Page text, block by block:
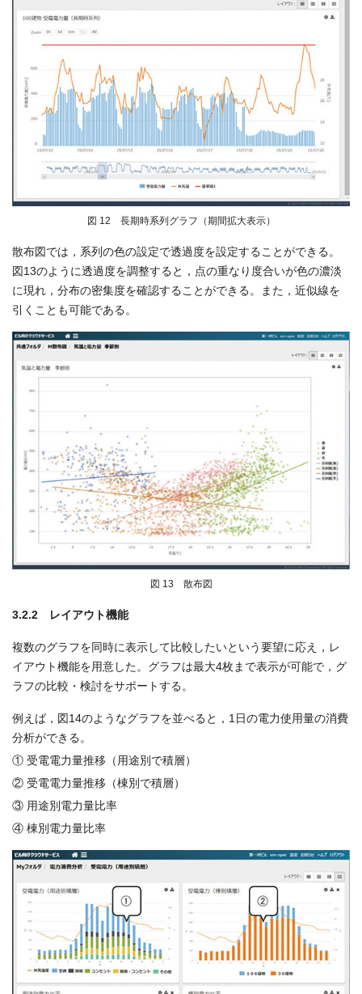
図 12 長期時系列グラフ（期間拡大表示）
散布図では，系列の色の設定で透過度を設定することができる。
図13のように透過度を調整すると，点の重なり度合いが色の濃淡
に現れ，分布の密集度を確認することができる。また，近似線を
引くことも可能である。
図 13 散布図
3.2.2 レイアウト機能
複数のグラフを同時に表示して比較したいという要望に応え，レ
イアウト機能を用意した。グラフは最大4枚まで表示が可能で，グ
ラフの比較・検討をサポートする。
例えば，図14のようなグラフを並べると，1日の電力使用量の消費
分析ができる。
① 受電電力量推移（用途別で積層）
② 受電電力量推移（棟別で積層）
③ 用途別電力量比率
④ 棟別電力量比率